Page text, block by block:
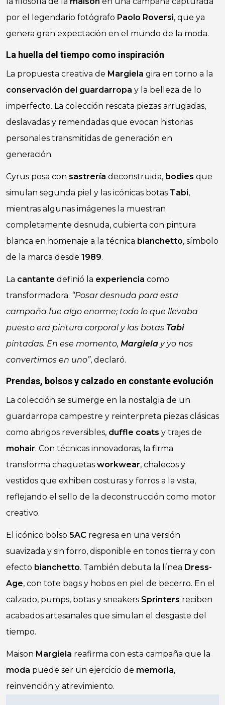
por el legendario fotógrafo Paolo Roversi, que ya
genera gran expectación en el mundo de la moda.
La huella del tiempo como inspiración
La propuesta creativa de Margiela gira en torno a la
conservación del guardarropa y la belleza de lo
imperfecto. La colección rescata piezas arrugadas,
deslavadas y remendadas que evocan historias
personales transmitidas de generación en
generación.
Cyrus posa con sastrería deconstruida, bodies que
simulan segunda piel y las icónicas botas Tabi,
mientras algunas imágenes la muestran
completamente desnuda, cubierta con pintura
blanca en homenaje a la técnica bianchetto, símbolo
de la marca desde 1989.
La cantante definió la experiencia como
transformadora: “Posar desnuda para esta
campaña fue algo enorme; todo lo que llevaba
puesto era pintura corporal y las botas Tabi
pintadas. En ese momento, Margiela y yo nos
convertimos en uno”, declaró.
Prendas, bolsos y calzado en constante evolución
La colección se sumerge en la nostalgia de un
guardarropa campestre y reinterpreta piezas clásicas
como abrigos reversibles, duffle coats y trajes de
mohair. Con técnicas innovadoras, la firma
transforma chaquetas workwear, chalecos y
vestidos que exhiben costuras y forros a la vista,
reflejando el sello de la deconstrucción como motor
creativo.
El icónico bolso 5AC regresa en una versión
suavizada y sin forro, disponible en tonos tierra y con
efecto bianchetto. También debuta la línea Dress-
Age, con tote bags y hobos en piel de becerro. En el
calzado, pumps, botas y sneakers Sprinters reciben
acabados artesanales que simulan el desgaste del
tiempo.
Maison Margiela reafirma con esta campaña que la
moda puede ser un ejercicio de memoria,
reinvención y atrevimiento.